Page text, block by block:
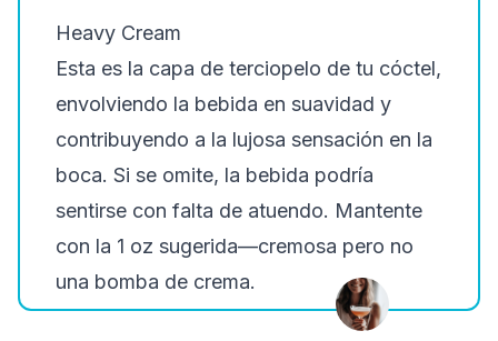
Heavy Cream
Esta es la capa de terciopelo de tu cóctel,
envolviendo la bebida en suavidad y
contribuyendo a la lujosa sensación en la
boca. Si se omite, la bebida podría
sentirse con falta de atuendo. Mantente
con la 1 oz sugerida—cremosa pero no
una bomba de crema.